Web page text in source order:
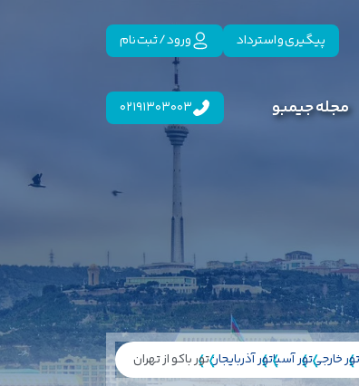
پیگیری و استرداد ورود / ثبت نام
مجله جیمبو 02191303003
تور خارجیتور آسیاتور آذربایجانتور باکو از تهران